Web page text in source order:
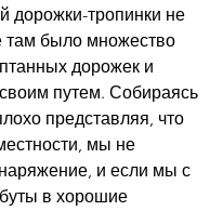
дорожки-тропинки не
там было множество
дорожек и
путем. Собираясь
представляя, что
мы не
и если мы с
в хорошие